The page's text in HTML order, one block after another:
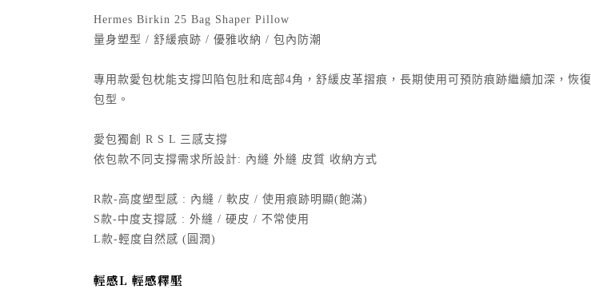
Hermes Birkin 25 Bag Shaper Pillow
量身塑型 / 舒緩痕跡 / 優雅收納 / 包內防潮
專用款愛包枕能支撐凹陷包肚和底部4角，舒緩皮革摺痕，長期使用可預防痕跡繼續加深，恢復
包型。
愛包獨創 R S L 三感支撐
依包款不同支撐需求所設計: 內縫 外縫 皮質 收納方式
R款-高度塑型感 : 內縫 / 軟皮 / 使用痕跡明顯(飽滿)
S款-中度支撐感 : 外縫 / 硬皮 / 不常使用
L款-輕度自然感 (圓潤)
輕感L 輕感釋壓